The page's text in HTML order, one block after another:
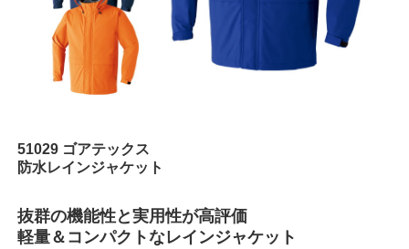
51029 ゴアテックス
防水レインジャケット
抜群の機能性と実用性が高評価
軽量＆コンパクトなレインジャケット